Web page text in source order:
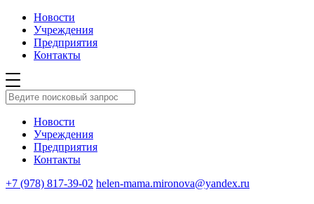
Новости
Учреждения
Предприятия
Контакты
Новости
Учреждения
Предприятия
Контакты
+7 (978) 817-39-02 helen-mama.mironova@yandex.ru